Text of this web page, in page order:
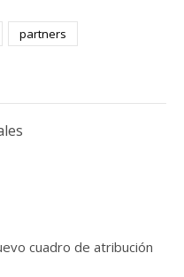
partners
cuadro de atribución